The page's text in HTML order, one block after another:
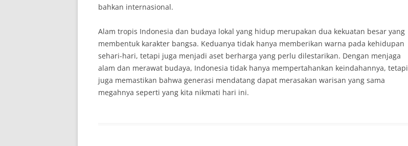
bahkan internasional.
Alam tropis Indonesia dan budaya lokal yang hidup merupakan dua kekuatan besar yang
membentuk karakter bangsa. Keduanya tidak hanya memberikan warna pada kehidupan
sehari-hari, tetapi juga menjadi aset berharga yang perlu dilestarikan. Dengan menjaga
alam dan merawat budaya, Indonesia tidak hanya mempertahankan keindahannya, tetapi
juga memastikan bahwa generasi mendatang dapat merasakan warisan yang sama
megahnya seperti yang kita nikmati hari ini.